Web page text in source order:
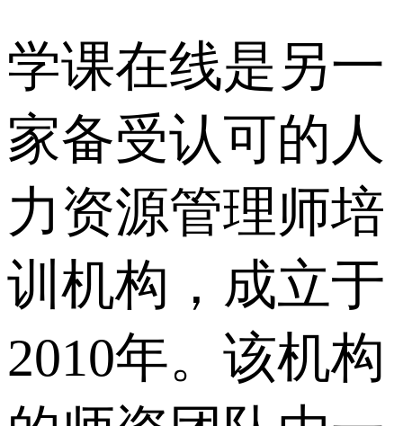
学课在线是另一
家备受认可的人
力资源管理师培
训机构，成立于
2010年。该机构